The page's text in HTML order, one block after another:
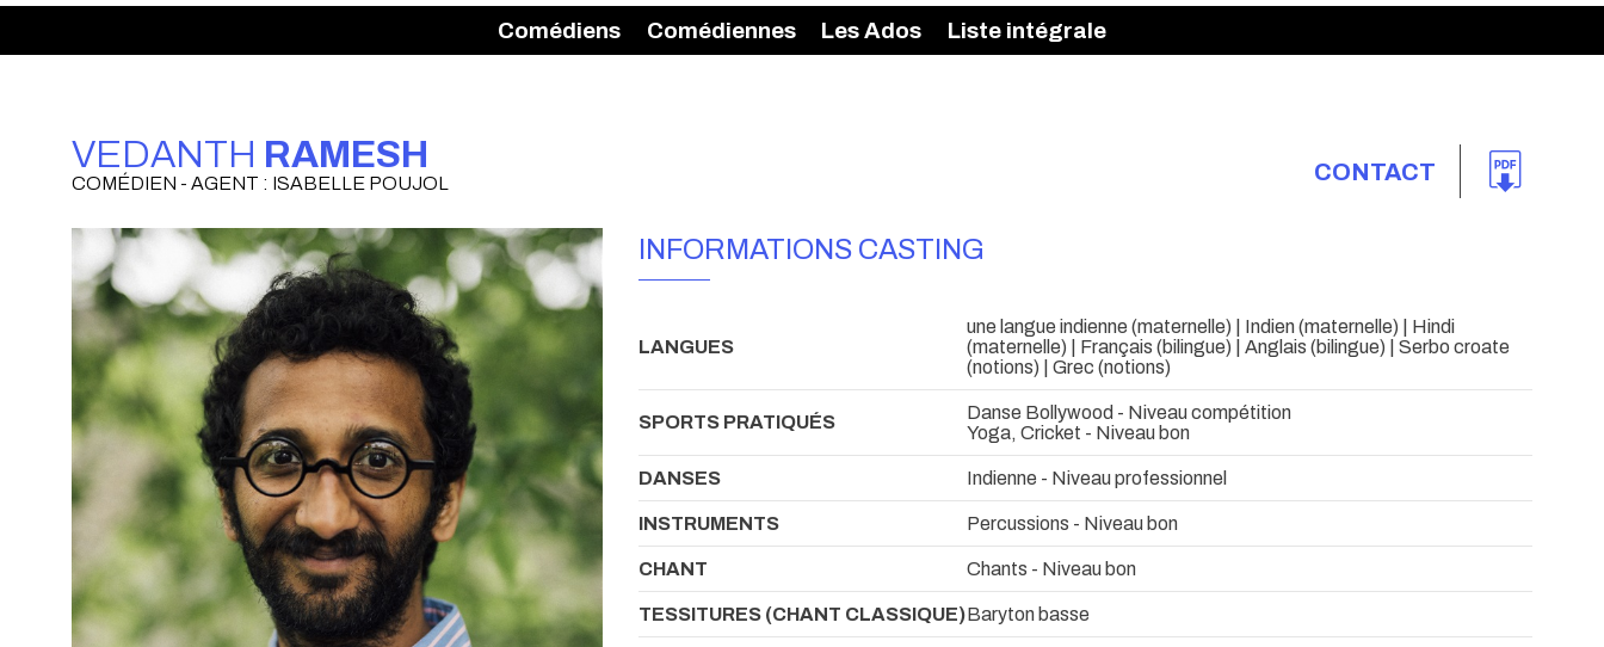
Comédiens Comédiennes Les Ados Liste intégrale
VEDANTH RAMESH
COMÉDIEN - AGENT : ISABELLE POUJOL CONTACT
INFORMATIONS CASTING
LANGUES
une langue indienne (maternelle) | Indien (maternelle) | Hindi
(maternelle) | Français (bilingue) | Anglais (bilingue) | Serbo croate
(notions) | Grec (notions)
SPORTS PRATIQUÉS
Danse Bollywood - Niveau compétition
Yoga, Cricket - Niveau bon
DANSES Indienne - Niveau professionnel
INSTRUMENTS Percussions - Niveau bon
CHANT Chants - Niveau bon
TESSITURES (CHANT CLASSIQUE)Baryton basse